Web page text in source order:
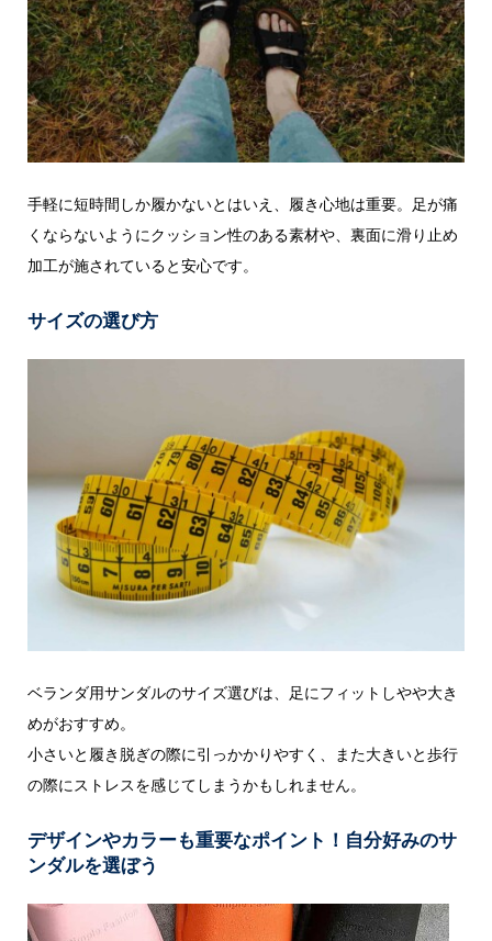
手軽に短時間しか履かないとはいえ、履き心地は重要。足が痛
くならないようにクッション性のある素材や、裏面に滑り止め
加工が施されていると安心です。
サイズの選び方
ベランダ用サンダルのサイズ選びは、足にフィットしやや大き
めがおすすめ。
小さいと履き脱ぎの際に引っかかりやすく、また大きいと歩行
の際にストレスを感じてしまうかもしれません。
デザインやカラーも重要なポイント！自分好みのサ
ンダルを選ぼう